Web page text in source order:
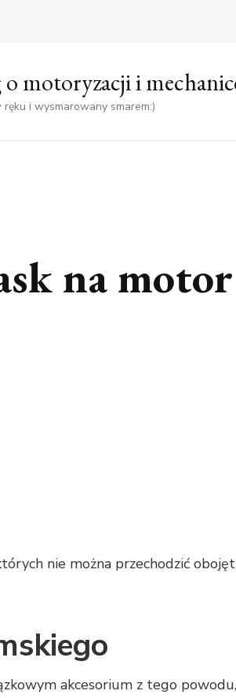
motoryzacji i
ręku i wysmarowany smarem:)
na
nie można przechodzić
akcesorium z tego